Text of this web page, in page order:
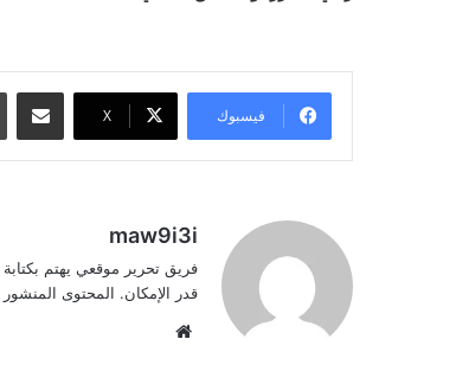
فيسبوك ‫X
مشاركة
maw9i3i
فريق تحرير موقعي يهتم
قدر الإمكان. المحتوى